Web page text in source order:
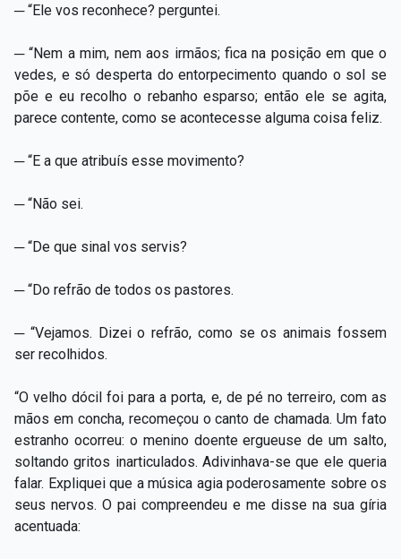
─ “Ele vos reconhece? perguntei.
─ “Nem a mim, nem aos irmãos; fica na posição em que o
vedes, e só desperta do entorpecimento quando o sol se
põe e eu recolho o rebanho esparso; então ele se agita,
parece contente, como se acontecesse alguma coisa feliz.
─ “E a que atribuís esse movimento?
─ “Não sei.
─ “De que sinal vos servis?
─ “Do refrão de todos os pastores.
─ “Vejamos. Dizei o refrão, como se os animais fossem
ser recolhidos.
“O velho dócil foi para a porta, e, de pé no terreiro, com as
mãos em concha, recomeçou o canto de chamada. Um fato
estranho ocorreu: o menino doente ergueuse de um salto,
soltando gritos inarticulados. Adivinhava-se que ele queria
falar. Expliquei que a música agia poderosamente sobre os
seus nervos. O pai compreendeu e me disse na sua gíria
acentuada: